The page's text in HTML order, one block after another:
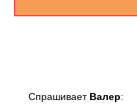
Спрашивает Валер: